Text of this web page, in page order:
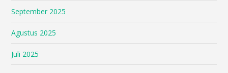
September 2025
Agustus 2025
Juli 2025